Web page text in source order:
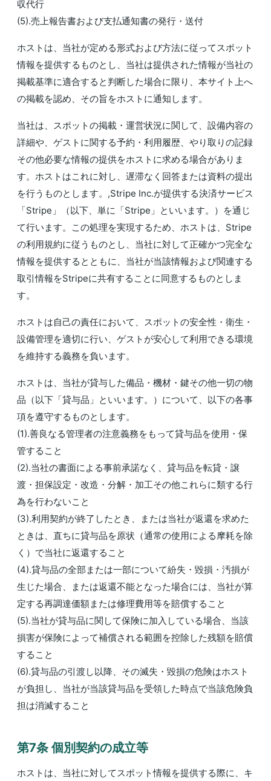
収代行
(5).売上報告書および支払通知書の発行・送付
ホストは、当社が定める形式および方法に従ってスポット
情報を提供するものとし、当社は提供された情報が当社の
掲載基準に適合すると判断した場合に限り、本サイト上へ
の掲載を認め、その旨をホストに通知します。
当社は、スポットの掲載・運営状況に関して、設備内容の
詳細や、ゲストに関する予約・利用履歴、やり取りの記録
その他必要な情報の提供をホストに求める場合がありま
す。ホストはこれに対し、遅滞なく回答または資料の提出
を行うものとします。,Stripe Inc.が提供する決済サービス
「Stripe」（以下、単に「Stripe」といいます。）を通じ
て行います。この処理を実現するため、ホストは、Stripe
の利用規約に従うものとし、当社に対して正確かつ完全な
情報を提供するとともに、当社が当該情報および関連する
取引情報をStripeに共有することに同意するものとしま
す。
ホストは自己の責任において、スポットの安全性・衛生・
設備管理を適切に行い、ゲストが安心して利用できる環境
を維持する義務を負います。
ホストは、当社が貸与した備品・機材・鍵その他一切の物
品（以下「貸与品」といいます。）について、以下の各事
項を遵守するものとします。
(1).善良なる管理者の注意義務をもって貸与品を使用・保
管すること
(2).当社の書面による事前承諾なく、貸与品を転貸・譲
渡・担保設定・改造・分解・加工その他これらに類する行
為を行わないこと
(3).利用契約が終了したとき、または当社が返還を求めた
ときは、直ちに貸与品を原状（通常の使用による摩耗を除
く）で当社に返還すること
(4).貸与品の全部または一部について紛失・毀損・汚損が
生じた場合、または返還不能となった場合には、当社が算
定する再調達価額または修理費用等を賠償すること
(5).当社が貸与品に関して保険に加入している場合、当該
損害が保険によって補償される範囲を控除した残額を賠償
すること
(6).貸与品の引渡し以降、その滅失・毀損の危険はホスト
が負担し、当社が当該貸与品を受領した時点で当該危険負
担は消滅すること
第7条 個別契約の成⽴等
ホストは、当社に対してスポット情報を提供する際に、キ